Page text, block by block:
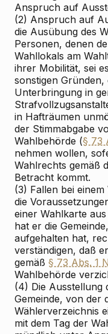
Anspruch auf
(2) Anspruch auf
die Ausübung des
Personen, denen
Wahllokals am
ihrer Mobilität, sei
sonstigen
Unterbringung in
in Hafträumen
der Stimmabgabe
Wahlbehörde (§ 73
nehmen wollen,
Wahlrechts gemäß
Betracht kommt.
(3) Fallen bei
die
einer Wahlkarte
hat er die
aufgehalten hat,
verständigen, daß
gemäß § 73 Abs. 1
Wahlbehörde
(4) Die Ausstellung
Gemeinde, von der
Wählerverzeichnis
mit dem Tag der